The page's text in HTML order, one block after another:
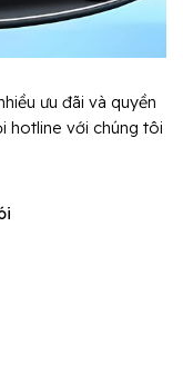
ưu đãi và quyền
hotline với chúng tôi